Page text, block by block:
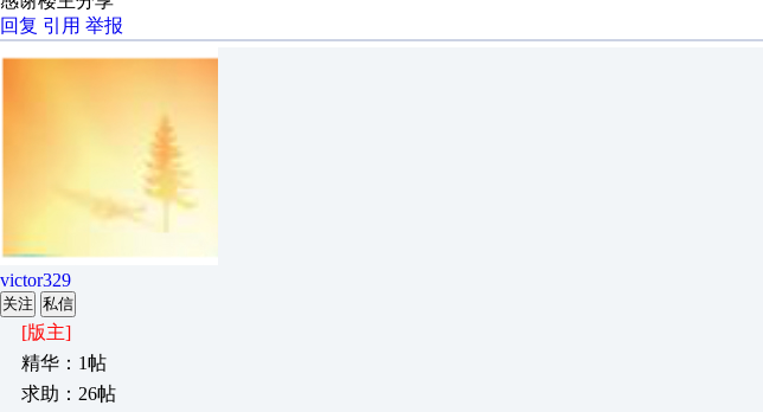
回复 引用 举报
victor329
关注 私信
[版主]
精华：1帖
求助：26帖